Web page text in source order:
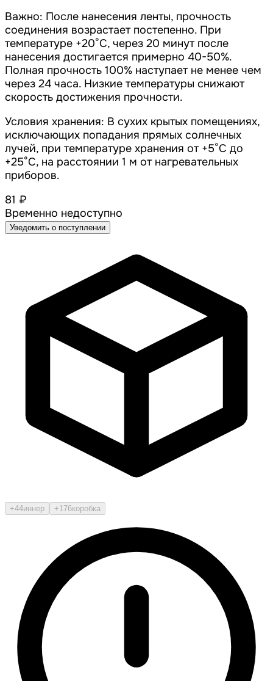
Важно: После нанесения ленты, прочность
соединения возрастает постепенно. При
температуре +20°С, через 20 минут после
нанесения достигается примерно 40-50%.
Полная прочность 100% наступает не менее чем
через 24 часа. Низкие температуры снижают
скорость достижения прочности.
Условия хранения: В сухих крытых помещениях,
исключающих попадания прямых солнечных
лучей, при температуре хранения от +5°С до
+25°С, на расстоянии 1 м от нагревательных
приборов.
81 ₽
Временно недоступно
Уведомить о поступлении
+44иннер +176коробка